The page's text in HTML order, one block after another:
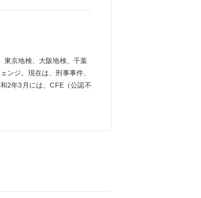
東京地検、大阪地検、千葉
ンジ。現在は、刑事事件、
2年3月には、CFE（公認不